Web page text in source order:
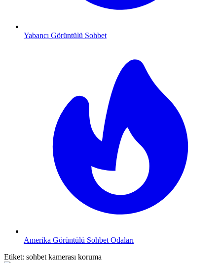
Yabancı Görüntülü Sohbet
Amerika Görüntülü Sohbet Odaları
Etiket: sohbet kamerası koruma